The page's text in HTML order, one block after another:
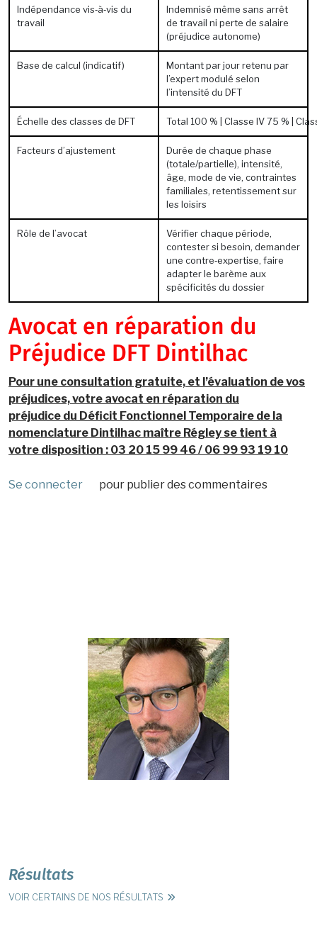
Indépendance vis‑à‑vis du
travail
Indemnisé même sans arrêt
de travail ni perte de salaire
(préjudice autonome)
Base de calcul (indicatif)
Montant par jour retenu par
l’expert modulé selon
l’intensité du DFT
Échelle des classes de DFT Total 100 % | Classe IV 75 % |
Facteurs d’ajustement
Durée de chaque phase
(totale/partielle), intensité,
âge, mode de vie, contraintes
familiales, retentissement sur
les loisirs
Rôle de l’avocat
Vérifier chaque période,
contester si besoin, demander
une contre‑expertise, faire
adapter le barème aux
spécificités du dossier
Avocat en réparation du
Préjudice DFT Dintilhac
Pour une consultation gratuite, et l’évaluation de vos
préjudices, votre avocat en réparation du
préjudice du Déficit Fonctionnel Temporaire de la
nomenclature Dintilhac maître Régley se tient à
votre disposition : 03 20 15 99 46 / 06 99 93 19 10
Se connecter pour publier des commentaires
Résultats
VOIR CERTAINS DE NOS RÉSULTATS